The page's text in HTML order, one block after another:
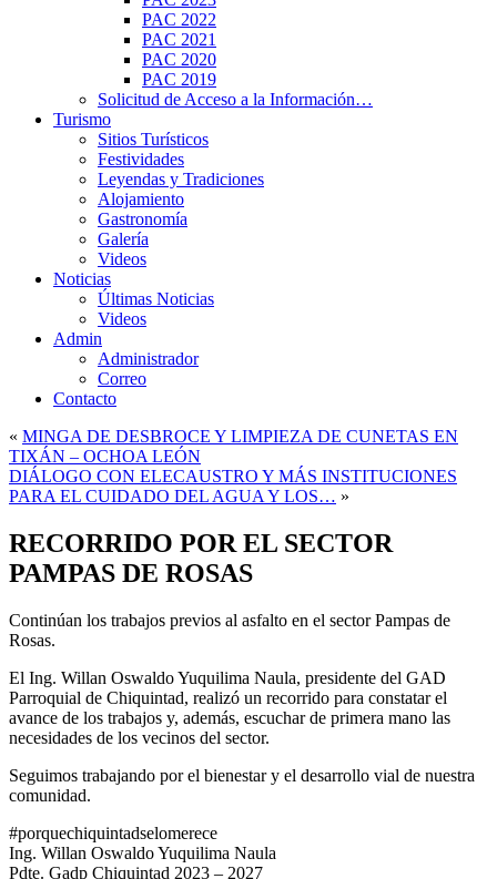
PAC 2022
PAC 2021
PAC 2020
PAC 2019
Solicitud de Acceso a la Información…
Turismo
Sitios Turísticos
Festividades
Leyendas y Tradiciones
Alojamiento
Gastronomía
Galería
Videos
Noticias
Últimas Noticias
Videos
Admin
Administrador
Correo
Contacto
« MINGA DE DESBROCE Y LIMPIEZA DE CUNETAS EN
TIXÁN – OCHOA LEÓN
DIÁLOGO CON ELECAUSTRO Y MÁS INSTITUCIONES
PARA EL CUIDADO DEL AGUA Y LOS… »
RECORRIDO POR EL SECTOR
PAMPAS DE ROSAS
Continúan los trabajos previos al asfalto en el sector Pampas de
Rosas.
El Ing. Willan Oswaldo Yuquilima Naula, presidente del GAD
Parroquial de Chiquintad, realizó un recorrido para constatar el
avance de los trabajos y, además, escuchar de primera mano las
necesidades de los vecinos del sector.
Seguimos trabajando por el bienestar y el desarrollo vial de nuestra
comunidad.
#porquechiquintadselomerece
Ing. Willan Oswaldo Yuquilima Naula
Pdte. Gadp Chiquintad 2023 – 2027